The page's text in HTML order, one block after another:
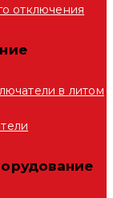
отключения
в литом